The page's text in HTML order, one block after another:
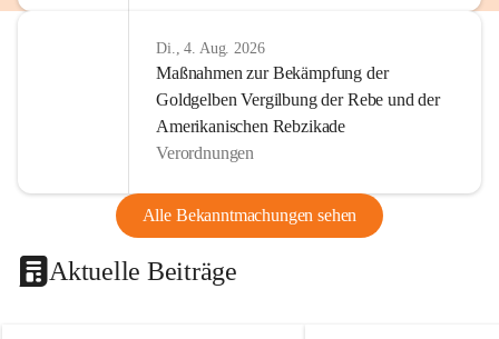
Di., 4. Aug. 2026
Maßnahmen zur Bekämpfung der
Goldgelben Vergilbung der Rebe und der
Amerikanischen Rebzikade
Verordnungen
Alle Bekanntmachungen sehen
Aktuelle Beiträge